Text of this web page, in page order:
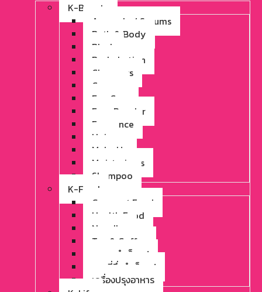
K-Beauty
Ampoule / Serums
Bath & Body
Blush
Body Lotion
Cleansers
Cream
Eye Care
Face Powder
Fragrance
Hair
Make Up
Moisturizers
Shampoo
K-Food
Gourmet Food
Health Food
Noodles
Tea & Coffee
อาหารสำเร็จรูป
บะหมี่กึ่งสำเร็จรูป
เครื่องปรุงอาหาร